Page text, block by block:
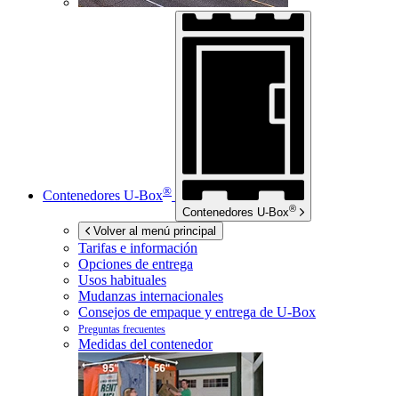
Contenedores U-Box®
Contenedores U-Box®
Volver al menú principal
Tarifas e información
Opciones de entrega
Usos habituales
Mudanzas internacionales
Consejos de empaque y entrega de U-Box
Preguntas frecuentes
Medidas del contenedor